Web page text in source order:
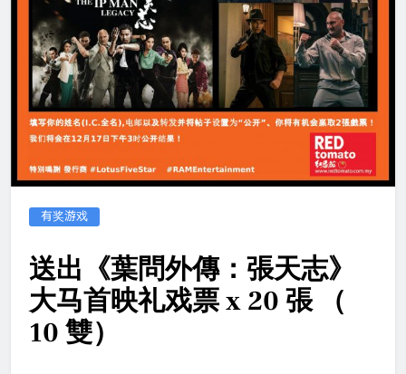
有奖游戏
送出《葉問外傳：張天志》
大马首映礼戏票 x 20 張 （
10 雙）